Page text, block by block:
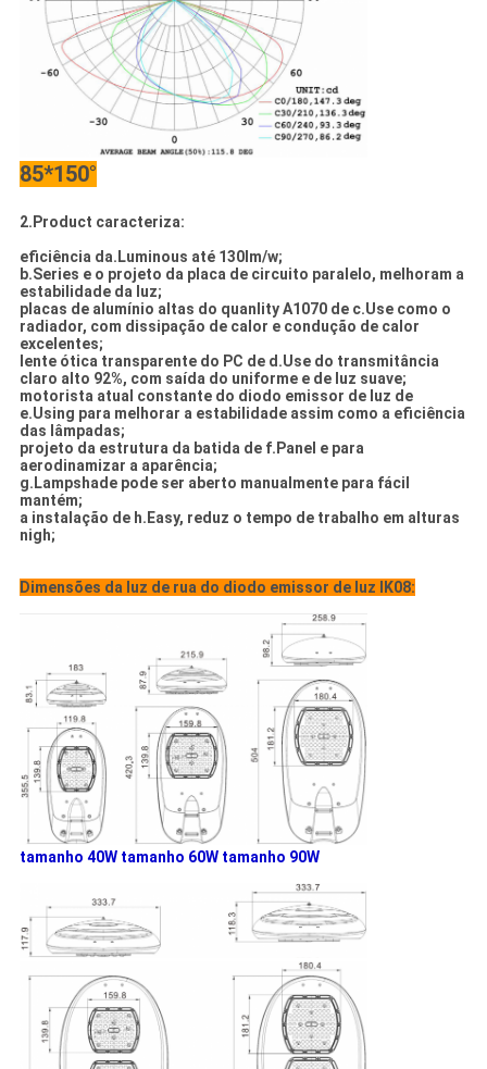
85*150°
2.Product caracteriza:
eficiência da.Luminous até 130lm/w;
b.Series e o projeto da placa de circuito paralelo, melhoram a
estabilidade da luz;
placas de alumínio altas do quanlity A1070 de c.Use como o
radiador, com dissipação de calor e condução de calor
excelentes;
lente ótica transparente do PC de d.Use do transmitância
claro alto 92%, com saída do uniforme e de luz suave;
motorista atual constante do diodo emissor de luz de
e.Using para melhorar a estabilidade assim como a eficiência
das lâmpadas;
projeto da estrutura da batida de f.Panel e para
aerodinamizar a aparência;
g.Lampshade pode ser aberto manualmente para fácil
mantém;
a instalação de h.Easy, reduz o tempo de trabalho em alturas
nigh;
Dimensões da luz de rua do diodo emissor de luz IK08:
tamanho 40W tamanho 60Wtamanho 90W